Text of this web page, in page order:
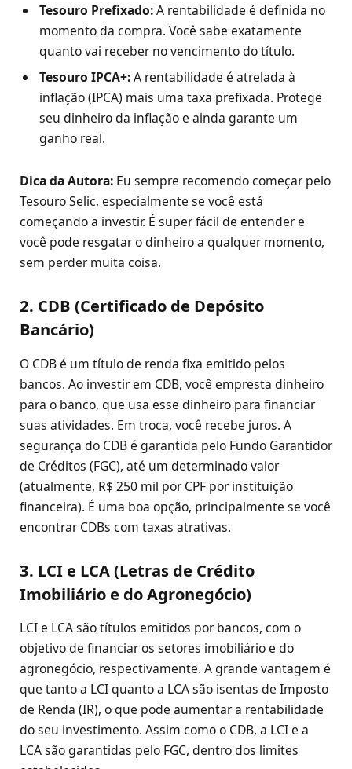
Tesouro Prefixado:A rentabilidade é definida no
momento da compra. Você sabe exatamente
quanto vai receber no vencimento do título.
Tesouro IPCA+:A rentabilidade é atrelada à
inflação (IPCA) mais uma taxa prefixada. Protege
seu dinheiro da inflação e ainda garante um
ganho real.
Dica da Autora: Eu sempre recomendo começar pelo
Tesouro Selic, especialmente se você está
começando a investir. É super fácil de entender e
você pode resgatar o dinheiro a qualquer momento,
sem perder muita coisa.
2. CDB (Certificado de Depósito
Bancário)
O CDB é um título de renda fixa emitido pelos
bancos. Ao investir em CDB, você empresta dinheiro
para o banco, que usa esse dinheiro para financiar
suas atividades. Em troca, você recebe juros. A
segurança do CDB é garantida pelo Fundo Garantidor
de Créditos (FGC), até um determinado valor
(atualmente, R$ 250 mil por CPF por instituição
financeira). É uma boa opção, principalmente se você
encontrar CDBs com taxas atrativas.
3. LCI e LCA (Letras de Crédito
Imobiliário e do Agronegócio)
LCI e LCA são títulos emitidos por bancos, com o
objetivo de financiar os setores imobiliário e do
agronegócio, respectivamente. A grande vantagem é
que tanto a LCI quanto a LCA são isentas de Imposto
de Renda (IR), o que pode aumentar a rentabilidade
do seu investimento. Assim como o CDB, a LCI e a
LCA são garantidas pelo FGC, dentro dos limites